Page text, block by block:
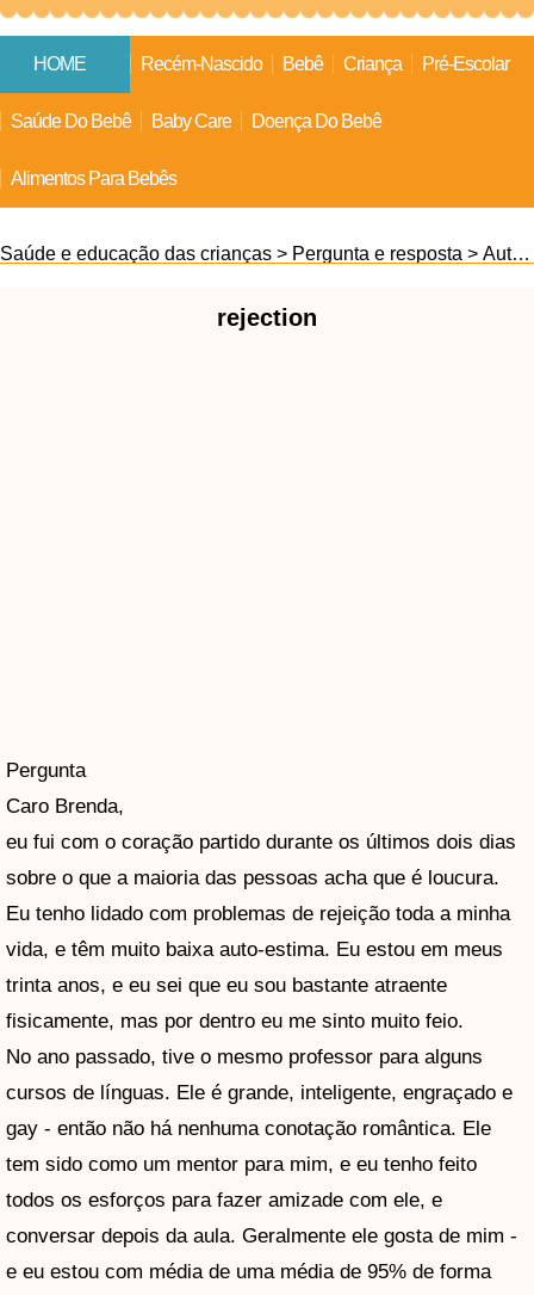
HOME Recém-Nascido Bebê Criança Pré-Escolar
Saúde Do Bebê Baby Care Doença Do Bebê
Alimentos Para Bebês
Saúde e educação das crianças > Pergunta e resposta > Auto estima
rejection
Pergunta
Caro Brenda,
eu fui com o coração partido durante os últimos dois dias
sobre o que a maioria das pessoas acha que é loucura.
Eu tenho lidado com problemas de rejeição toda a minha
vida, e têm muito baixa auto-estima. Eu estou em meus
trinta anos, e eu sei que eu sou bastante atraente
fisicamente, mas por dentro eu me sinto muito feio.
No ano passado, tive o mesmo professor para alguns
cursos de línguas. Ele é grande, inteligente, engraçado e
gay - então não há nenhuma conotação romântica. Ele
tem sido como um mentor para mim, e eu tenho feito
todos os esforços para fazer amizade com ele, e
conversar depois da aula. Geralmente ele gosta de mim -
e eu estou com média de uma média de 95% de forma